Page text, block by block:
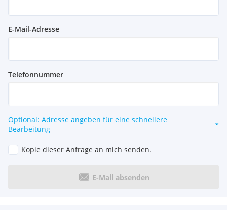
E-Mail-Adresse
Telefonnummer
Optional: Adresse angeben für eine schnellere
Bearbeitung
Kopie dieser Anfrage an mich senden.
E-Mail absenden